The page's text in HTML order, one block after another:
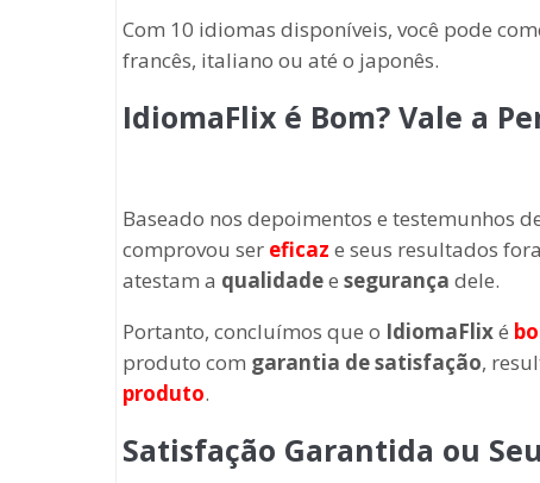
Com 10 idiomas disponíveis, você pode
francês, italiano ou até o japonês.
IdiomaFlix é Bom? Vale a
Baseado nos depoimentos e testemunhos
comprovou ser eficaz e seus resultados
atestam a qualidadee segurança dele.
Portanto, concluímos que o IdiomaFlixé
produto com garantia de satisfação,
produto.
Satisfação Garantida ou